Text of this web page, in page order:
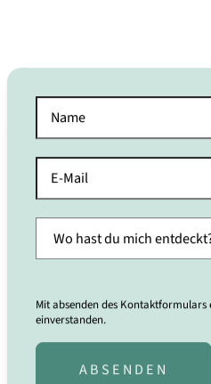
Mit absenden des
einverstanden.
ABSENDEN